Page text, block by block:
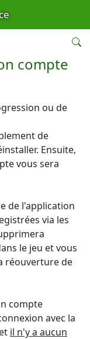
compte
ou de
de
Ensuite,
vous sera
de l'application
via les
le jeu et vous
réouverture de
compte
avec la
il n'y a aucun